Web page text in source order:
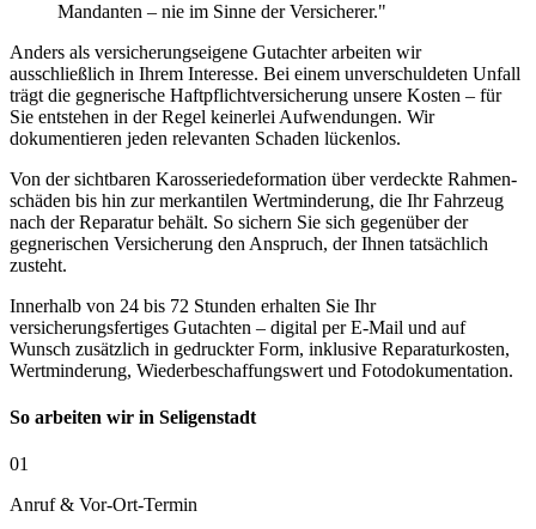
Mandanten – nie im Sinne der Versicherer."
Anders als versicherungseigene Gutachter arbeiten wir
ausschließlich in Ihrem Interesse. Bei einem unverschuldeten Unfall
trägt die gegnerische Haftpflicht­versicherung unsere Kosten – für
Sie entstehen in der Regel keinerlei Aufwendungen. Wir
dokumentieren jeden relevanten Schaden lückenlos.
Von der sichtbaren Karosserie­deformation über verdeckte Rahmen­
schäden bis hin zur merkantilen Wertminderung, die Ihr Fahrzeug
nach der Reparatur behält. So sichern Sie sich gegenüber der
gegnerischen Versicherung den Anspruch, der Ihnen tatsächlich
zusteht.
Innerhalb von 24 bis 72 Stunden erhalten Sie Ihr
versicherungsfertiges Gutachten – digital per E-Mail und auf
Wunsch zusätzlich in gedruckter Form, inklusive Reparaturkosten,
Wertminderung, Wiederbeschaffungswert und Fotodokumentation.
So arbeiten wir in Seligenstadt
01
Anruf & Vor-Ort-Termin